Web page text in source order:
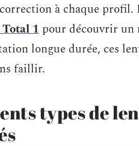
à chaque
1 pour découvrir un
longue durée, ces
faillir.
types de